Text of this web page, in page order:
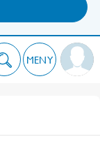
MENY